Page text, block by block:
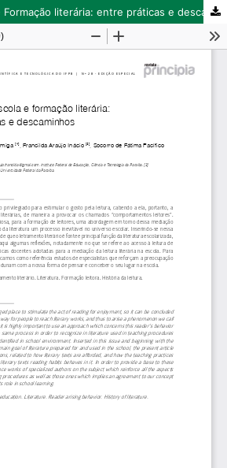
Literatura, Escola e Formação literária: entre práticas e descaminhos